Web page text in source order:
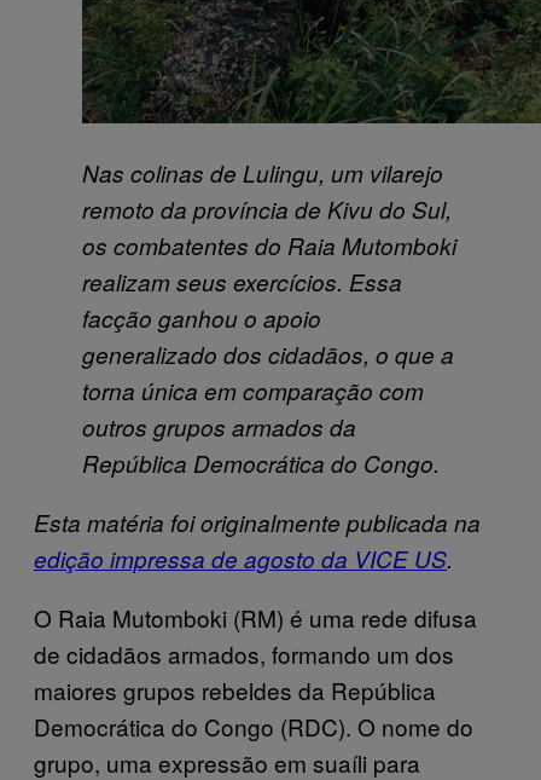
Nas colinas de Lulingu, um vilarejo
remoto da província de Kivu do Sul,
os combatentes do Raia Mutomboki
realizam seus exercícios. Essa
facção ganhou o apoio
generalizado dos cidadãos, o que a
torna única em comparação com
outros grupos armados da
República Democrática do Congo.
Esta matéria foi originalmente publicada na
edição impressa de agosto da VICE US.
O Raia Mutomboki (RM) é uma rede difusa
de cidadãos armados, formando um dos
maiores grupos rebeldes da República
Democrática do Congo (RDC). O nome do
grupo, uma expressão em suaíli para